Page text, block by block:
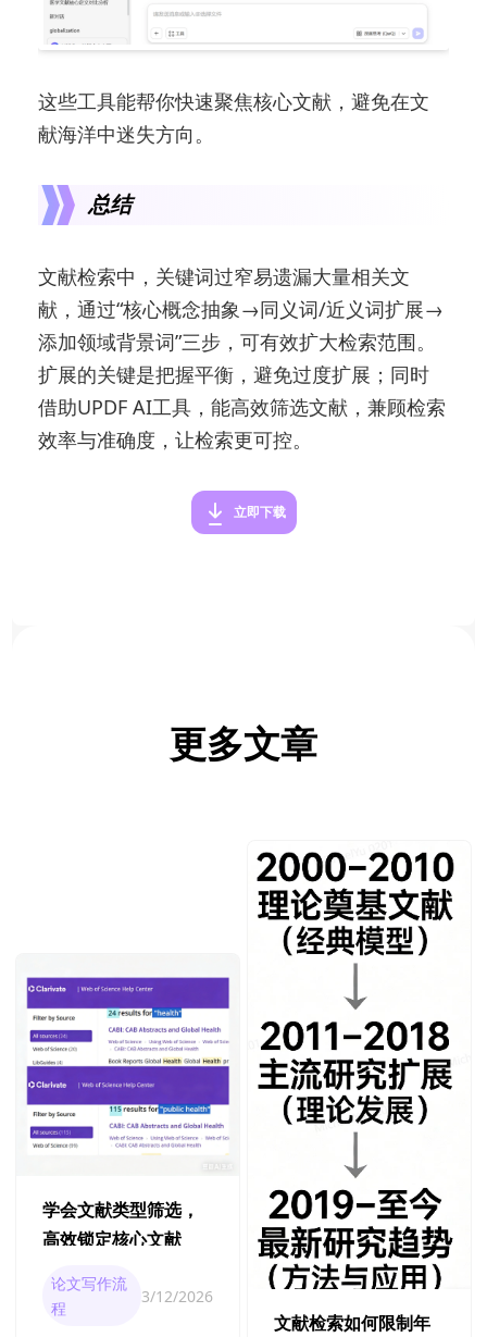
这些工具能帮你快速聚焦核心文献，避免在文
献海洋中迷失方向。
总结
文献检索中，关键词过窄易遗漏大量相关文
献，通过“核心概念抽象→同义词/近义词扩展→
添加领域背景词”三步，可有效扩大检索范围。
扩展的关键是把握平衡，避免过度扩展；同时
借助UPDF AI工具，能高效筛选文献，兼顾检索
效率与准确度，让检索更可控。
立即下载
更多文章
学会文献类型筛选，
高效锁定核心文献
论文写作流
程
3/12/2026
文献检索如何限制年